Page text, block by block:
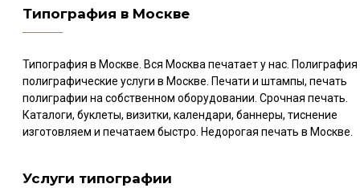
Типография в Москве
Типография в Москве. Вся Москва печатает у нас. Полиграфия
полиграфические услуги в Москве. Печати и штампы, печать
полиграфии на собственном оборудовании. Срочная печать.
Каталоги, буклеты, визитки, календари, баннеры, тиснение
изготовляем и печатаем быстро. Недорогая печать в Москве.
Услуги типографии